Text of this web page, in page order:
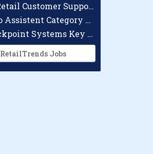
EK Retail Customer Support Omnichannel
Hubo Assistent Category Manager
Checkpoint Systems Key Accountmanager Benelux
RetailTrends Jobs